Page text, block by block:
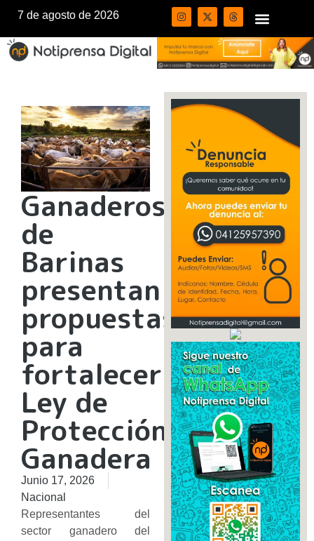
7 de agosto de 2026
Ganaderos
de
Barinas
presentan
propuestas
para
fortalecer
Ley de
Protección
Ganadera
Junio 17, 2026
Nacional
Representantes del
sector ganadero del